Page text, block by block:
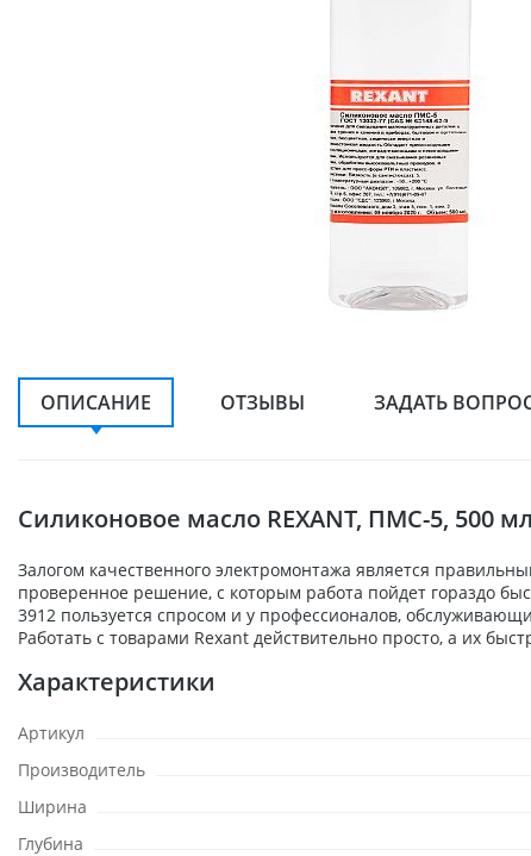
ОПИСАНИЕ ОТЗЫВЫ ЗАДАТЬ
Силиконовое масло REXANT, ПМС-5, 500
Залогом качественного электромонтажа является
проверенное решение, с которым работа пойдет гораздо
3912 пользуется спросом и у профессионалов,
Работать с товарами Rexant действительно просто, а их
Характеристики
Артикул
Производитель
Ширина
Глубина